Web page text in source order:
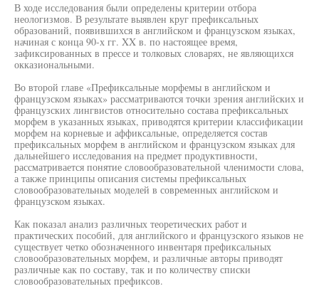
В ходе исследования были определены критерии отбора
неологизмов. В результате выявлен круг префиксальных
образований, появившихся в английском и французском языках,
начиная с конца 90-х гг. XX в. по настоящее время,
зафиксированных в прессе и толковых словарях, не являющихся
окказиональными.
Во второй главе «Префиксальные морфемы в английском и
французском языках» рассматриваются точки зрения английских и
французских лингвистов относительно состава префиксальных
морфем в указанных языках, приводятся критерии классификации
морфем на корневые и аффиксальные, определяется состав
префиксальных морфем в английском и французском языках для
дальнейшего исследования на предмет продуктивности,
рассматривается понятие словообразовательной членимости слова,
а также принципы описания системы префиксальных
словообразовательных моделей в современных английском и
французском языках.
Как показал анализ различных теоретических работ и
практических пособий, для английского и французского языков не
существует четко обозначенного инвентаря префиксальных
словообразовательных морфем, и различные авторы приводят
различные как по составу, так и по количеству списки
словообразовательных префиксов.